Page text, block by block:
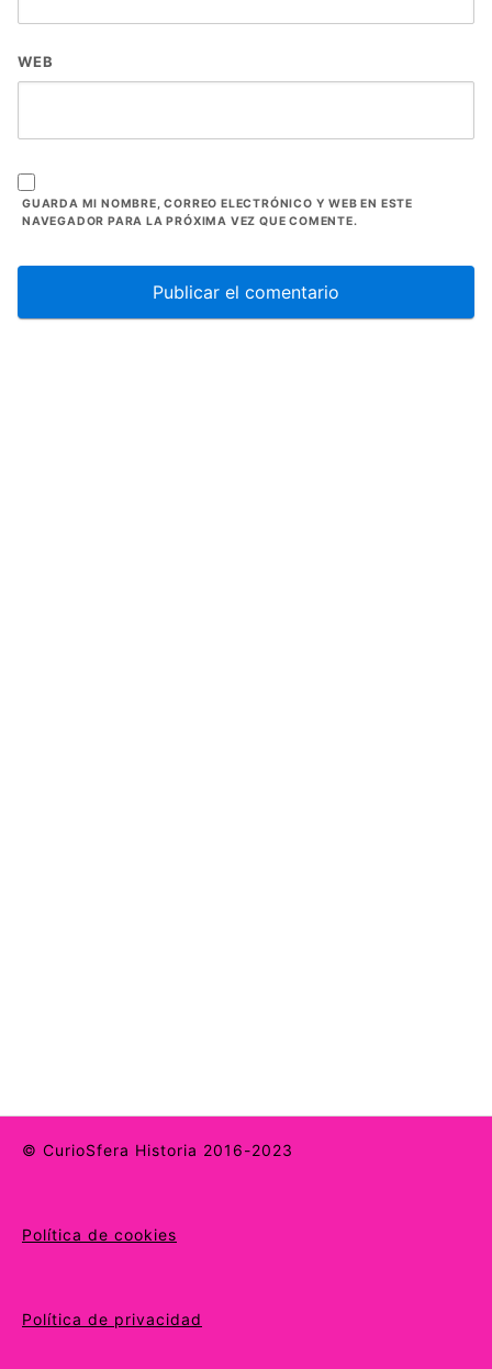
WEB
GUARDA MI NOMBRE, CORREO ELECTRÓNICO Y WEB EN ESTE
NAVEGADOR PARA LA PRÓXIMA VEZ QUE COMENTE.
© CurioSfera Historia 2016-2023
Política de cookies
Política de privacidad